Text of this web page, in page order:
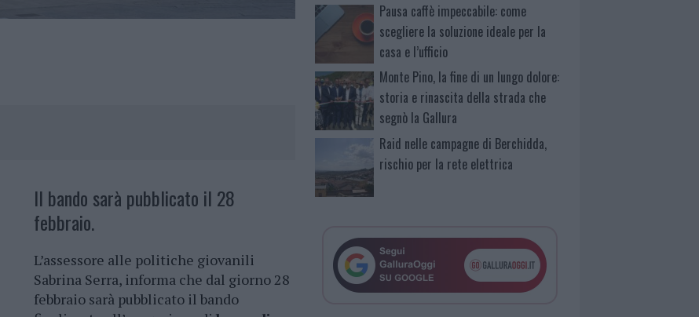
Il bando sarà pubblicato il 28
febbraio.
L’assessore alle politiche giovanili
Sabrina Serra, informa che dal giorno 28
febbraio sarà pubblicato il bando
Pausa caffè impeccabile: come
scegliere la soluzione ideale per la
casa e l’ufficio
Monte Pino, la fine di un lungo dolore:
storia e rinascita della strada che
segnò la Gallura
Raid nelle campagne di Berchidda,
rischio per la rete elettrica